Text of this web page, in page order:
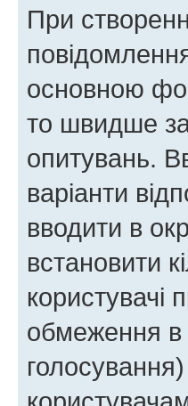
При
основною
то швидше
опитувань.
варіанти
вводити в
встановити
користувачі
обмеження в
голосування)